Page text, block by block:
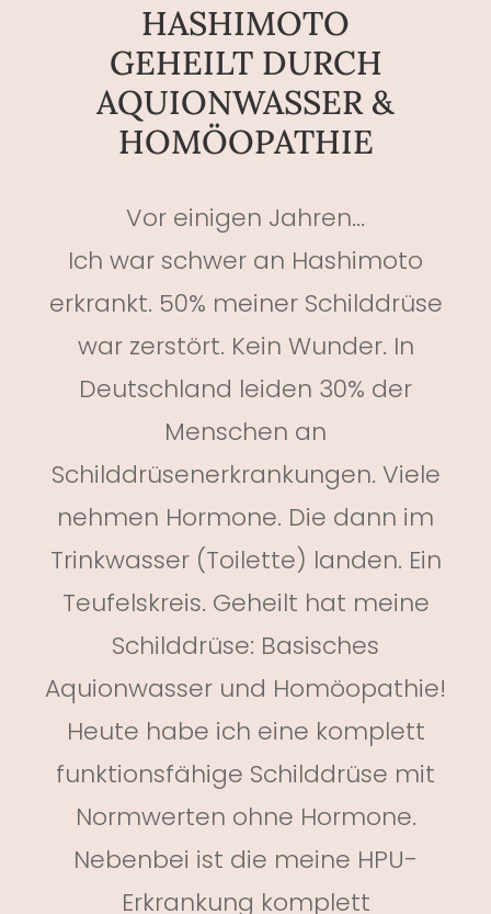
HASHIMOTO
GEHEILT DURCH
AQUIONWASSER &
HOMÖOPATHIE
Vor einigen Jahren...
Ich war schwer an Hashimoto
erkrankt. 50% meiner Schilddrüse
war zerstört. Kein Wunder. In
Deutschland leiden 30% der
Menschen an
Schilddrüsenerkrankungen. Viele
nehmen Hormone. Die dann im
Trinkwasser (Toilette) landen. Ein
Teufelskreis. Geheilt hat meine
Schilddrüse: Basisches
Aquionwasser und Homöopathie!
Heute habe ich eine komplett
funktionsfähige Schilddrüse mit
Normwerten ohne Hormone.
Nebenbei ist die meine HPU-
Erkrankung komplett